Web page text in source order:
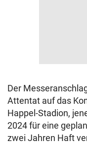
Der
Attentat auf das
Happel-Stadion,
2024 für eine
zwei Jahren Haft